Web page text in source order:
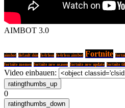
AIMBOT 3.0
aimbot default skin fe4rless fe4rless aimbot Fortnite
fortnite memes fortnite new season fortnite new update fortnite
Video einbauen:
0